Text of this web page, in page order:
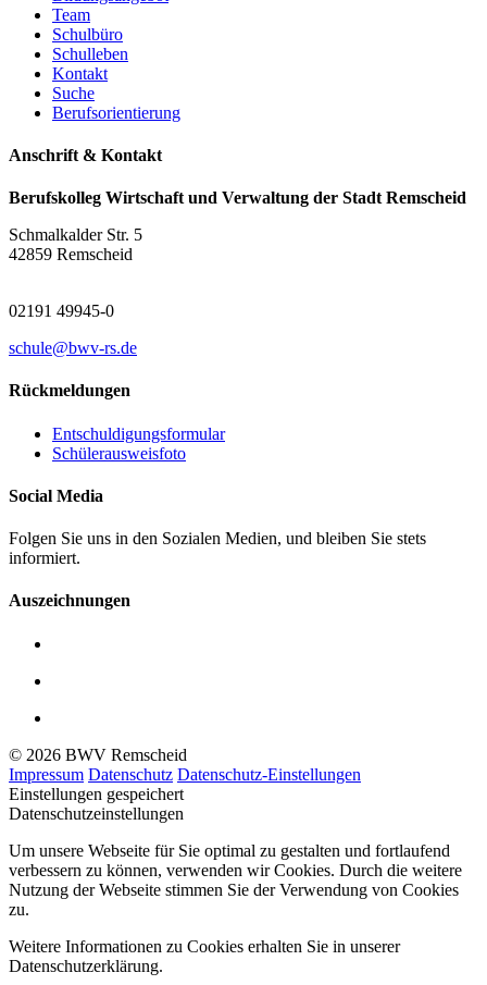
Team
Schulbüro
Schulleben
Kontakt
Suche
Berufsorientierung
Anschrift & Kontakt
Berufskolleg Wirtschaft und Verwaltung der Stadt Remscheid
Schmalkalder Str. 5
42859 Remscheid
02191 49945-0
schule@bwv-rs.de
Rückmeldungen
Entschuldigungsformular
Schülerausweisfoto
Social Media
Folgen Sie uns in den Sozialen Medien, und bleiben Sie stets
informiert.
Auszeichnungen
© 2026 BWV Remscheid
Impressum Datenschutz Datenschutz-Einstellungen
Einstellungen gespeichert
Datenschutzeinstellungen
Um unsere Webseite für Sie optimal zu gestalten und fortlaufend
verbessern zu können, verwenden wir Cookies. Durch die weitere
Nutzung der Webseite stimmen Sie der Verwendung von Cookies
zu.
Weitere Informationen zu Cookies erhalten Sie in unserer
Datenschutzerklärung.